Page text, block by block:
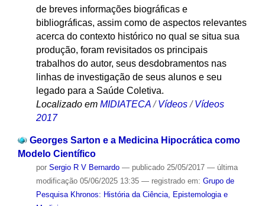
de breves informações biográficas e
bibliográficas, assim como de aspectos relevantes
acerca do contexto histórico no qual se situa sua
produção, foram revisitados os principais
trabalhos do autor, seus desdobramentos nas
linhas de investigação de seus alunos e seu
legado para a Saúde Coletiva.
Localizado em MIDIATECA /Vídeos /Vídeos
2017
Georges Sarton e a Medicina Hipocrática como
Modelo Científico
por Sergio R V Bernardo — publicado25/05/2017 — última
modificação05/06/2025 13:35 — registrado em: Grupo de
Pesquisa Khronos: História da Ciência, Epistemologia e